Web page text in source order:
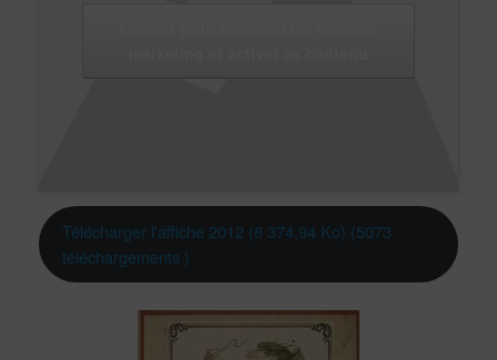
Télécharger l'affiche 2012 (8 374,94 Ko) (5073
téléchargements )